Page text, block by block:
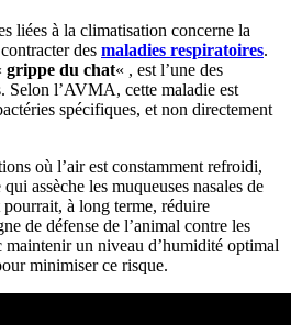
liées à la climatisation concerne la
des maladies respiratoires.
grippe du chat« , est l’une des
Selon l’AVMA, cette maladie est
spécifiques, et non directement
où l’air est constamment refroidi,
assèche les muqueuses nasales de
à long terme, réduire
de défense de l’animal contre les
un niveau d’humidité optimal
minimiser ce risque.